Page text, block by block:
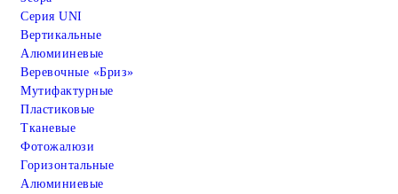
Серия UNI
Вертикальные
Алюмииневые
Веревочные «Бриз»
Мутифактурные
Пластиковые
Тканевые
Фотожалюзи
Горизонтальные
Алюминиевые